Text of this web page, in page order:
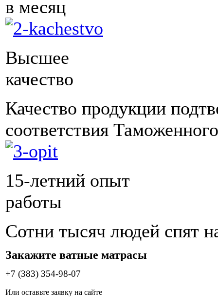
в месяц
Высшее
качество
Качество продукции
соответствия
15-летний опыт
работы
Сотни тысяч людей спят
Закажите ватные матрасы
+7 (383) 354-98-07
Или оставьте заявку на сайте